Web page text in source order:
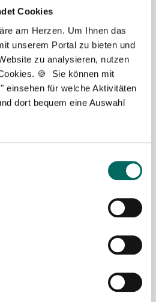
Cookies
am Herzen. Um Ihnen das
unserem Portal zu bieten und
zu analysieren, nutzen
🍪 Sie können mit
einsehen für welche Aktivitäten
dort bequem eine Auswahl
bei der Stellensuche helfen.
eine passende Apotheke, in
(m|w|d), PTA oder PKA das
Bei Fragen stehe ich Ihnen